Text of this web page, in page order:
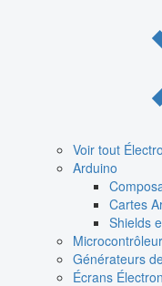
Voir tout
Arduino
Cartes
Shields
Générateurs
Écrans